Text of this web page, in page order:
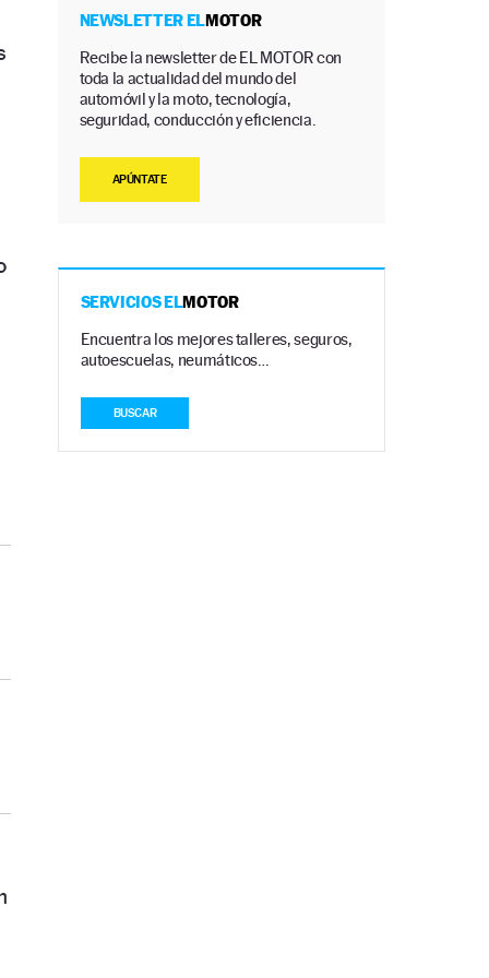
NEWSLETTER ELMOTOR
Recibe la newsletter de EL MOTOR con
toda la actualidad del mundo del
automóvil y la moto, tecnología,
seguridad, conducción y eficiencia.
APÚNTATE
SERVICIOS ELMOTOR
Encuentra los mejores talleres, seguros,
autoescuelas, neumáticos…
BUSCAR